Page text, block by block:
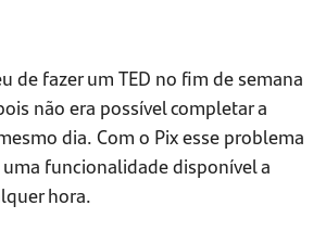
de fazer um TED no fim de semana
não era possível completar a
dia. Com o Pix esse problema
funcionalidade disponível a
hora.